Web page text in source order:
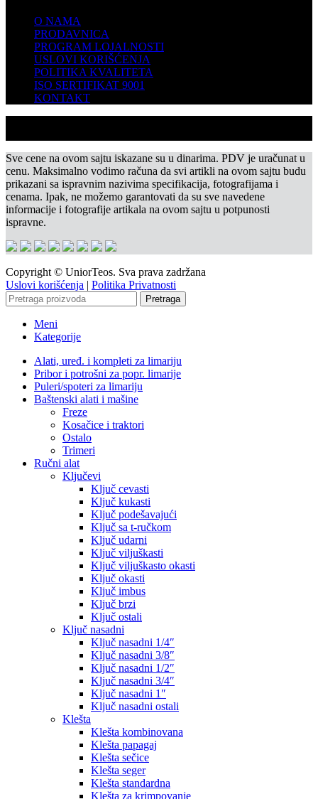
O NAMA
PRODAVNICA
PROGRAM LOJALNOSTI
USLOVI KORIŠĆENJA
POLITIKA KVALITETA
ISO SERTIFIKAT 9001
KONTAKT
Sve cene na ovom sajtu iskazane su u dinarima. PDV je uračunat u
cenu. Maksimalno vodimo računa da svi artikli na ovom sajtu budu
prikazani sa ispravnim nazivima specifikacija, fotografijama i
cenama. Ipak, ne možemo garantovati da su sve navedene
informacije i fotografije artikala na ovom sajtu u potpunosti
ispravne.
Copyright © UniorTeos. Sva prava zadržana
Uslovi korišćenja | Politika Privatnosti
Pretraga
Meni
Kategorije
Alati, uređ. i kompleti za limariju
Pribor i potrošni za popr. limarije
Puleri/spoteri za limariju
Baštenski alati i mašine
Freze
Kosačice i traktori
Ostalo
Trimeri
Ručni alat
Ključevi
Ključ cevasti
Ključ kukasti
Ključ podešavajući
Ključ sa t-ručkom
Ključ udarni
Ključ viljuškasti
Ključ viljuškasto okasti
Ključ okasti
Ključ imbus
Ključ brzi
Ključ ostali
Ključ nasadni
Ključ nasadni 1/4″
Ključ nasadni 3/8″
Ključ nasadni 1/2″
Ključ nasadni 3/4″
Ključ nasadni 1″
Ključ nasadni ostali
Klešta
Klešta kombinovana
Klešta papagaj
Klešta sečice
Klešta seger
Klešta standardna
Klešta za krimpovanje